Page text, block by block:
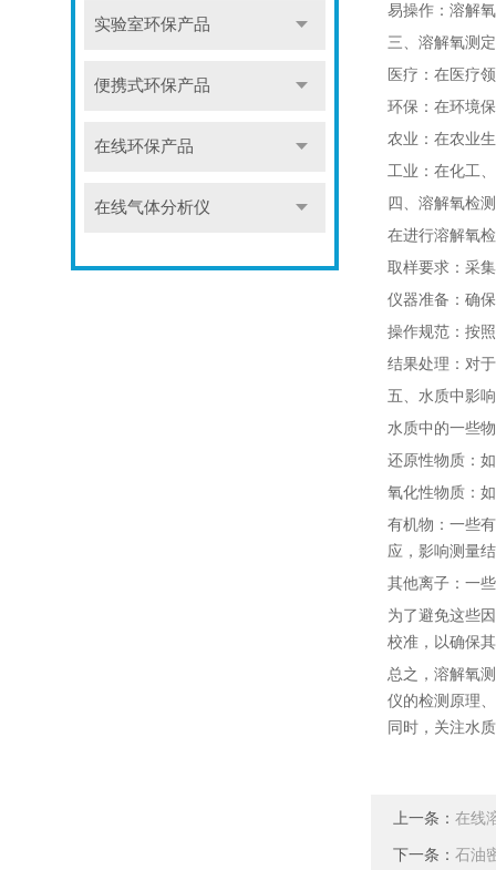
实验室环保产品
便携式环保产品
在线环保产品
在线气体分析仪
易操作：溶解
三、溶解氧测
医疗：在医疗
环保：在环境
农业：在农业
工业：在化工
四、溶解氧检
在进行溶解氧
取样要求：采
仪器准备：确
操作规范：按
结果处理：对
五、水质中影
水质中的一些
还原性物质：
氧化性物质：
有机物：一些
应，影响测量
其他离子：一
为了避免这些
校准，以确保
总之，溶解氧
仪的检测原理
同时，关注水
上一条： 在线
下一条： 石油